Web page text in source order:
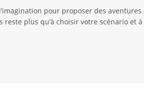
pour proposer des
plus qu’à choisir votre scénario et